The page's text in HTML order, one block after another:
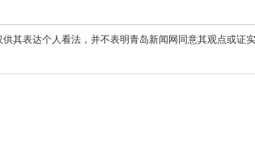
供其表达个人看法，并不表明青岛新闻网同意其观点或证实